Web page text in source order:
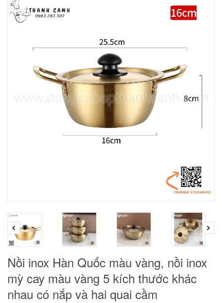
Nồi inox Hàn Quốc màu vàng, nồi inox
mỳ cay màu vàng 5 kích thước khác
nhau có nắp và hai quai cầm